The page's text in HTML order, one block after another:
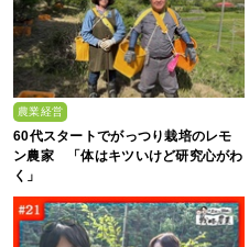
農業経営
60代スタートでがっつり栽培のレモ
ン農家 「体はキツいけど研究心がわ
く」